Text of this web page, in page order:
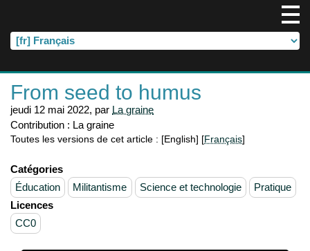
From seed to humus
jeudi 12 mai 2022, par La graine
Contribution : La graine
Toutes les versions de cet article : [English] [Français]
Catégories
Éducation
Militantisme Science et technologie
Pratique
Licences
CC0